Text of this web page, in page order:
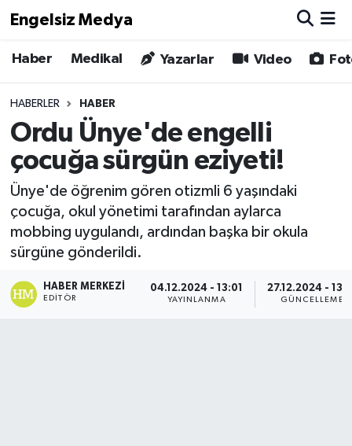
Engelsiz Medya
Haber Medikal Yazarlar Video
HABERLER HABER
Ordu Ünye'de engelli
çocuğa sürgün eziyeti!
Ünye'de öğrenim gören otizmli 6 yaşındaki
çocuğa, okul yönetimi tarafından aylarca
mobbing uygulandı, ardından başka bir okula
sürgüne gönderildi.
HABER MERKEZI
EDITÖR
04.12.2024 - 13:01
YAYINLANMA
27.12.2024 -
GÜNCELLEME
Haber
Medikal
Yönetim Kurulu
Biz Buradayız
Künye
İletişim
Hava Durumu
Trafik Durumu
Süper Lig Puan Durumu ve Fikstür
Son Dakika Haberleri
Haber Arşivi